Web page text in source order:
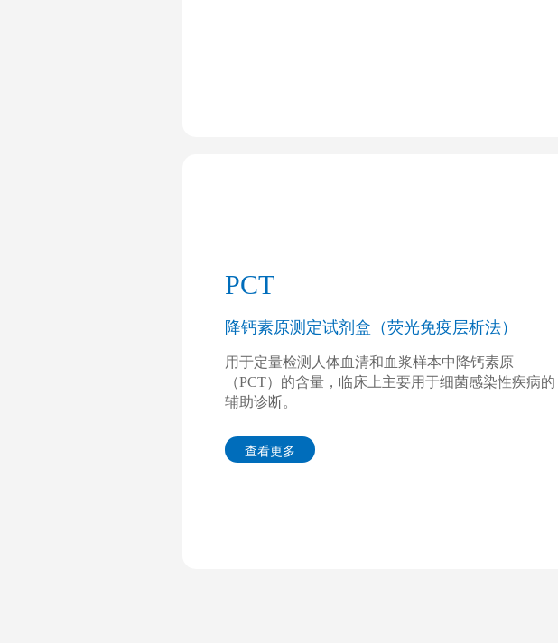
PCT
降钙素原测定试剂盒（荧光免疫层析法）
用于定量检测人体血清和血浆样本中降钙素原
（PCT）的含量，临床上主要用于细菌感染性疾病的
辅助诊断。
查看更多